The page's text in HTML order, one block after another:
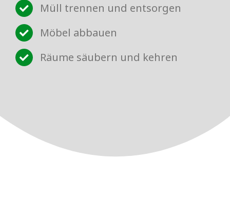
Müll trennen und entsorgen
Möbel abbauen
Räume säubern und kehren